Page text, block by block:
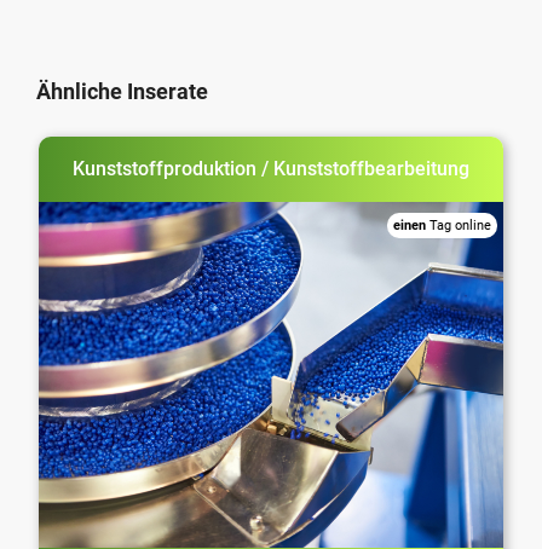
Ähnliche Inserate
Kunststoffproduktion / Kunststoffbearbeitung
einen Tag online